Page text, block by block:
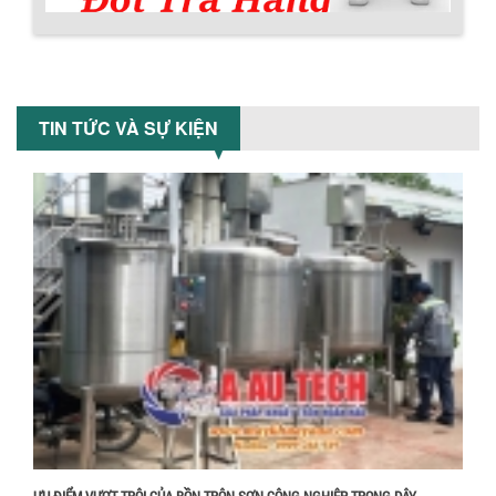
Chính sách giao hàng
TIN TỨC VÀ SỰ KIỆN
công nghiệp giảm sốc lên đến 20%.
SƠN CÔNG NGHIỆP HIỆN ĐẠI
nghiệp giúp doanh nghiệp tiết kiệm
nguyên liệu, nhân công và chi phí vận
hành. Giải...
NHỮNG TIÊU CHÍ QUAN TRỌNG KHI LỰA
CHỌN MÁY KHUẤY TRỘN HÓA CHẤT CHO
NHÀ MÁY
Khám phá những tiêu chí quan trọng
giúp doanh nghiệp lựa chọn máy khuấy
trộn hóa chất phù hợp. Từ máy khuấy
hóa...
NHỮNG YẾU TỐ QUYẾT ĐỊNH KHI CHỌN
BỒN KHUẤY SƠN: VẬT LIỆU, DUNG TÍCH VÀ
CÔNG SUẤT KHUẤY
Khám phá các yếu tố quan trọng khi
chọn bồn khuấy sơn: Vật liệu, dung tích
và công suất khuấy. Giải pháp tối...